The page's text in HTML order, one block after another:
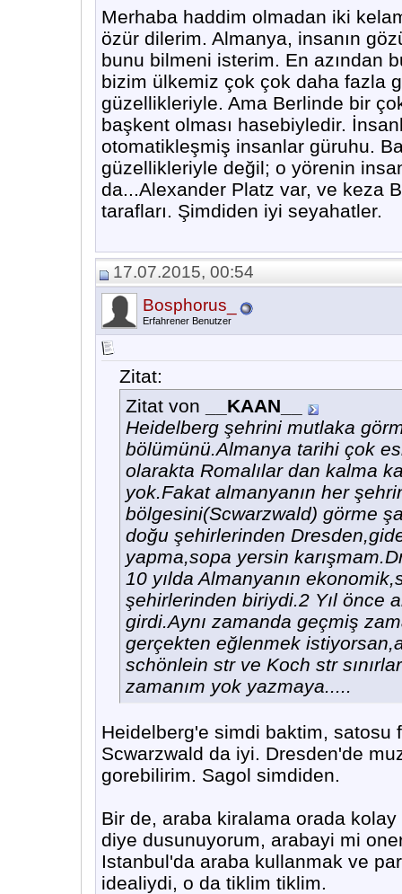
Merhaba haddim olmadan iki
özür dilerim. Almanya, insanın
bunu bilmeni isterim. En azından
bizim ülkemiz çok çok daha fazla
güzellikleriyle. Ama Berlinde bir
başkent olması hasebiyledir.
otomatikleşmiş insanlar güruhu.
güzellikleriyle değil; o yörenin
da...Alexander Platz var, ve keza
tarafları. Şimdiden iyi seyahatler.
17.07.2015, 00:54
Bosphorus_
Erfahrener Benutzer
Zitat:
Zitat von
__KAAN__
Heidelberg şehrini mutlaka
bölümünü.Almanya tarihi çok
olarakta Romalılar dan kalma
yok.Fakat almanyanın her
bölgesini(Scwarzwald) görme
doğu şehirlerinden
yapma,sopa yersin
10 yılda Almanyanın
şehirlerinden biriydi.2 Yıl önce
girdi.Aynı zamanda geçmiş
gerçekten eğlenmek
schönlein str ve Koch str
zamanım yok yazmaya.....
Heidelberg'e simdi baktim, satosu
Scwarzwald da iyi. Dresden'de
gorebilirim. Sagol simdiden.
Bir de, araba kiralama orada
diye dusunuyorum, arabayi mi
Istanbul'da araba kullanmak ve
idealiydi, o da tiklim tiklim.